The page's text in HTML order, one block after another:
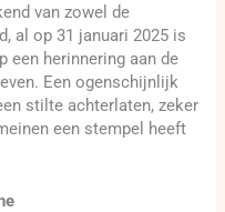
van zowel de
al op 31 januari 2025 is
een herinnering aan de
Een ogenschijnlijk
stilte achterlaten, zeker
een stempel heeft